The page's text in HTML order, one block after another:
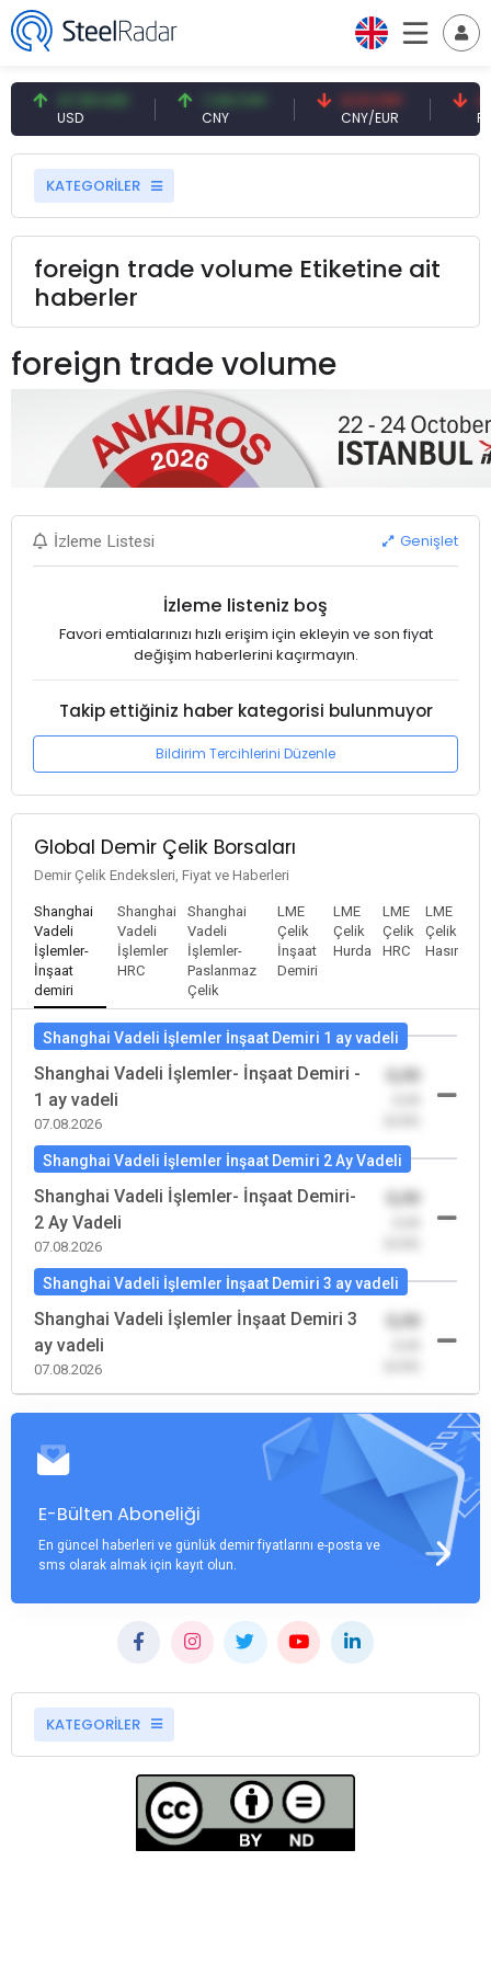
USD CNY
0,13 CNY
CNY/EUR
KATEGORİLER
foreign trade volume Etiketine ait
haberler
foreign trade volume
İzleme Listesi Genişlet
İzleme listeniz boş
Favori emtialarınızı hızlı erişim için ekleyin ve son fiyat
değişim haberlerini kaçırmayın.
Takip ettiğiniz haber kategorisi bulunmuyor
Bildirim Tercihlerini Düzenle
Global Demir Çelik Borsaları
Demir Çelik Endeksleri, Fiyat ve Haberleri
Shanghai
Vadeli
İşlemler-
İnşaat
demiri
Shanghai
Vadeli
İşlemler
HRC
Shanghai
Vadeli
İşlemler-
Paslanmaz
Çelik
LME
Çelik
İnşaat
Demiri
LME
Çelik
Hurda
LME
Çelik
HRC
LME
Çelik
Hasır
Shanghai Vadeli İşlemler İnşaat Demiri 1 ay vadeli
Shanghai Vadeli İşlemler- İnşaat Demiri -
1 ay vadeli
07.08.2026
0,00
Shanghai Vadeli İşlemler İnşaat Demiri 2 Ay Vadeli
Shanghai Vadeli İşlemler- İnşaat Demiri-
2 Ay Vadeli
07.08.2026
0,00
Shanghai Vadeli İşlemler İnşaat Demiri 3 ay vadeli
Shanghai Vadeli İşlemler İnşaat Demiri 3
ay vadeli
07.08.2026
0,00
E-Bülten Aboneliği
En güncel haberleri ve günlük demir fiyatlarını e-posta ve
sms olarak almak için kayıt olun.
KATEGORİLER